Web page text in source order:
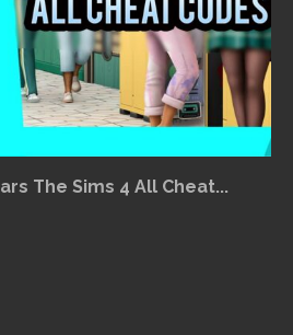
The Sims 4 All Cheat...